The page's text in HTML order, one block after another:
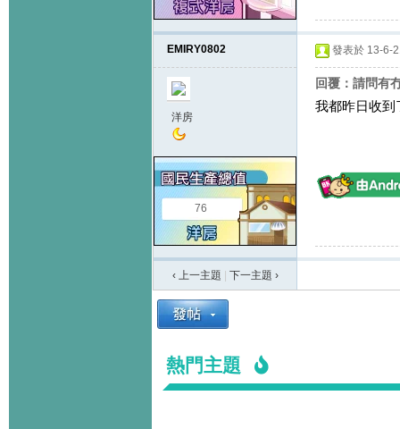
EMIRY0802
洋房
76
發表於 13-6-
回覆：請問有
我都昨日收到
‹ 上一主題 下一主題 ›
熱門主題